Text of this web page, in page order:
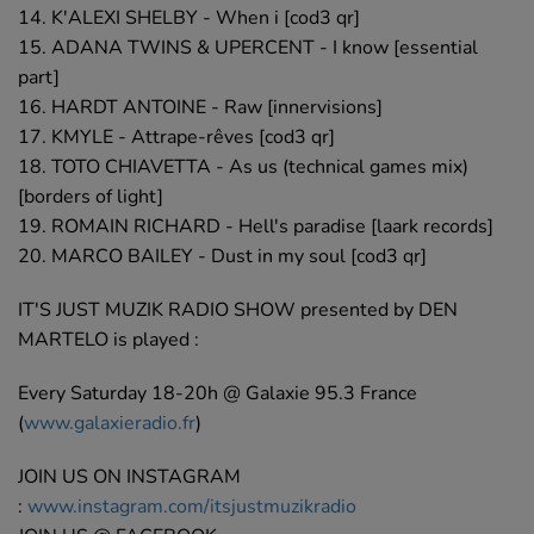
14. K'ALEXI SHELBY - When i [cod3 qr]
15. ADANA TWINS & UPERCENT - I know [essential
part]
16. HARDT ANTOINE - Raw [innervisions]
17. KMYLE - Attrape-rêves [cod3 qr]
18. TOTO CHIAVETTA - As us (technical games mix)
[borders of light]
19. ROMAIN RICHARD - Hell's paradise [laark records]
20. MARCO BAILEY - Dust in my soul [cod3 qr]
IT'S JUST MUZIK RADIO SHOW presented by DEN
MARTELO is played :
Every Saturday 18-20h @ Galaxie 95.3 France
(www.galaxieradio.fr)
JOIN US ON INSTAGRAM
: www.instagram.com/itsjustmuzikradio